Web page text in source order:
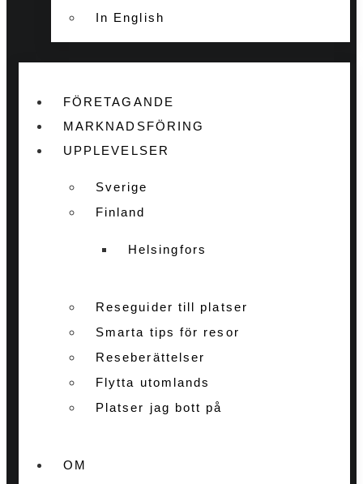
In English
FÖRETAGANDE
MARKNADSFÖRING
UPPLEVELSER
Sverige
Finland
Helsingfors
Reseguider till platser
Smarta tips för resor
Reseberättelser
Flytta utomlands
Platser jag bott på
OM